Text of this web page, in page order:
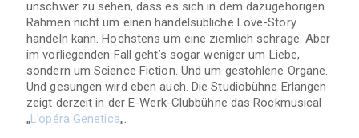
unschwer zu sehen, dass es sich in dem dazugehörigen
Rahmen nicht um einen handelsübliche Love-Story
handeln kann. Höchstens um eine ziemlich schräge. Aber
im vorliegenden Fall geht’s sogar weniger um Liebe,
sondern um Science Fiction. Und um gestohlene Organe.
Und gesungen wird eben auch. Die Studiobühne Erlangen
zeigt derzeit in der E-Werk-Clubbühne das Rockmusical
„L’opéra Genetica„.